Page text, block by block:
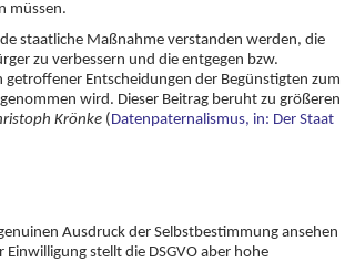
müssen.
staatliche Maßnahme verstanden werden, die
zu verbessern und die entgegen bzw.
Entscheidungen der Begünstigten zum
wird. Dieser Beitrag beruht zu größeren
Krönke (Datenpaternalismus, in: Der Staat
Ausdruck der Selbstbestimmung ansehen
stellt die DSGVO aber hohe